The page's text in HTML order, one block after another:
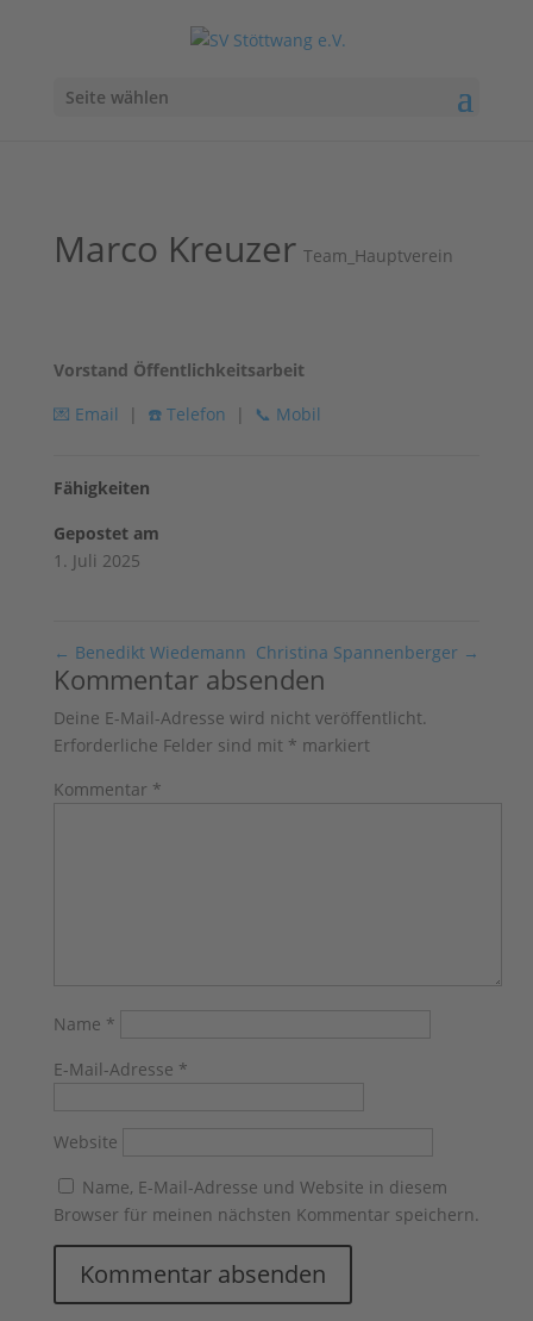
Seite wählen
Marco Kreuzer Team_Hauptverein
Vorstand Öffentlichkeitsarbeit
💌 Email | ☎️ Telefon | 📞 Mobil
Fähigkeiten
Gepostet am
1. Juli 2025
← Benedikt Wiedemann Christina Spannenberger →
Kommentar absenden
Deine E-Mail-Adresse wird nicht veröffentlicht.
Erforderliche Felder sind mit * markiert
Kommentar *
Name *
E-Mail-Adresse *
Website
Name, E-Mail-Adresse und Website in diesem
Browser für meinen nächsten Kommentar speichern.